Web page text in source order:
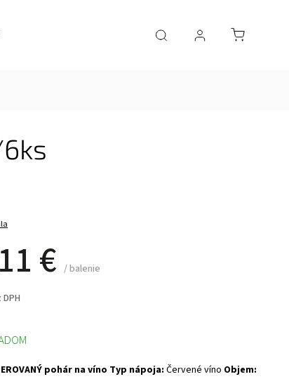
podmienky Kontaktujte nás
€ / balenie
pohár na víno Typ nápoja: Červené víno Objem: